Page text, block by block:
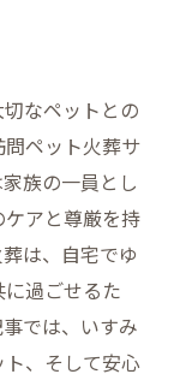
なペットとの
ペット火葬サ
族の一員とし
アと尊厳を持
は、自宅でゆ
過ごせるた
では、いすみ
、そして安心